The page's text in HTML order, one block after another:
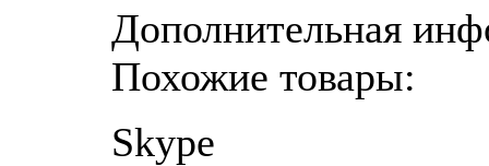
Дополнительная
Похожие товары:
Skype